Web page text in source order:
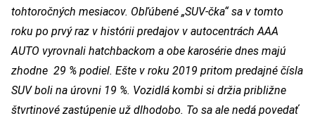
tohtoročných mesiacov. Obľúbené „SUV-čka“ sa v tomto
roku po prvý raz v histórii predajov v autocentrách AAA
AUTO vyrovnali hatchbackom a obe karosérie dnes majú
zhodne 29 % podiel. Ešte v roku 2019 pritom predajné čísla
SUV boli na úrovni 19 %. Vozidlá kombi si držia približne
štvrtinové zastúpenie už dlhodobo. To sa ale nedá povedať